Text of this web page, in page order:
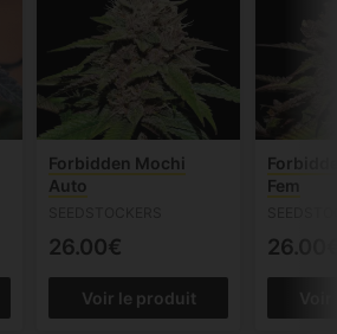
Forbidden Mochi
Auto
26.00€
Voir le produit
Fem